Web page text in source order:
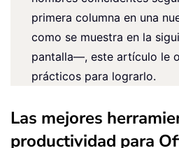
primera columna en una
como se muestra en la
pantalla—, este artículo le
prácticos para lograrlo.
Las mejores
productividad para